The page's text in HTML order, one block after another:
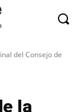
del Consejo de
la